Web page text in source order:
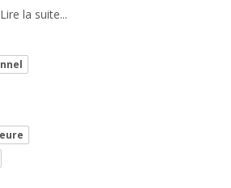
Lire la suite...